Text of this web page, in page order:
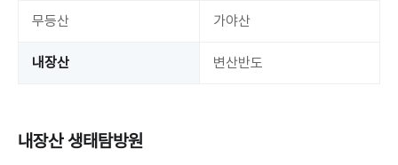
무등산 가야산
내장산 변산반도
내장산 생태탐방원